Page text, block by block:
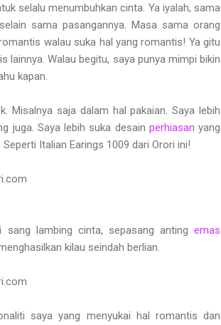
selalu menumbuhkan cinta. Ya iyalah, sama
sama pasangannya. Masa sama orang
walau suka hal yang romantis! Ya gitu
lainnya. Walau begitu, saya punya mimpi bikin
kapan.
Misalnya saja dalam hal pakaian. Saya lebih
juga. Saya lebih suka desain perhiasan yang
Italian Earings 1009 dari Orori ini!
sang lambing cinta, sepasang anting emas
kilau seindah berlian.
saya yang menyukai hal romantis dan